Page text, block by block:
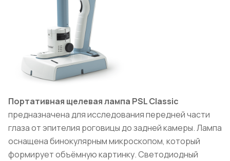
Портативная щелевая лампа PSL Classic
предназначена для исследования передней части
глаза от эпителия роговицы до задней камеры. Лампа
оснащена бинокулярным микроскопом, который
формирует объёмную картинку. Светодиодный